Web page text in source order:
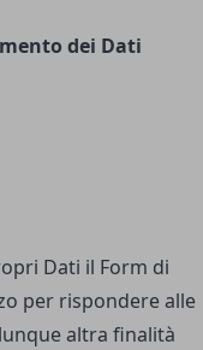
dei Dati
Dati il Form di
per rispondere alle
altra finalità